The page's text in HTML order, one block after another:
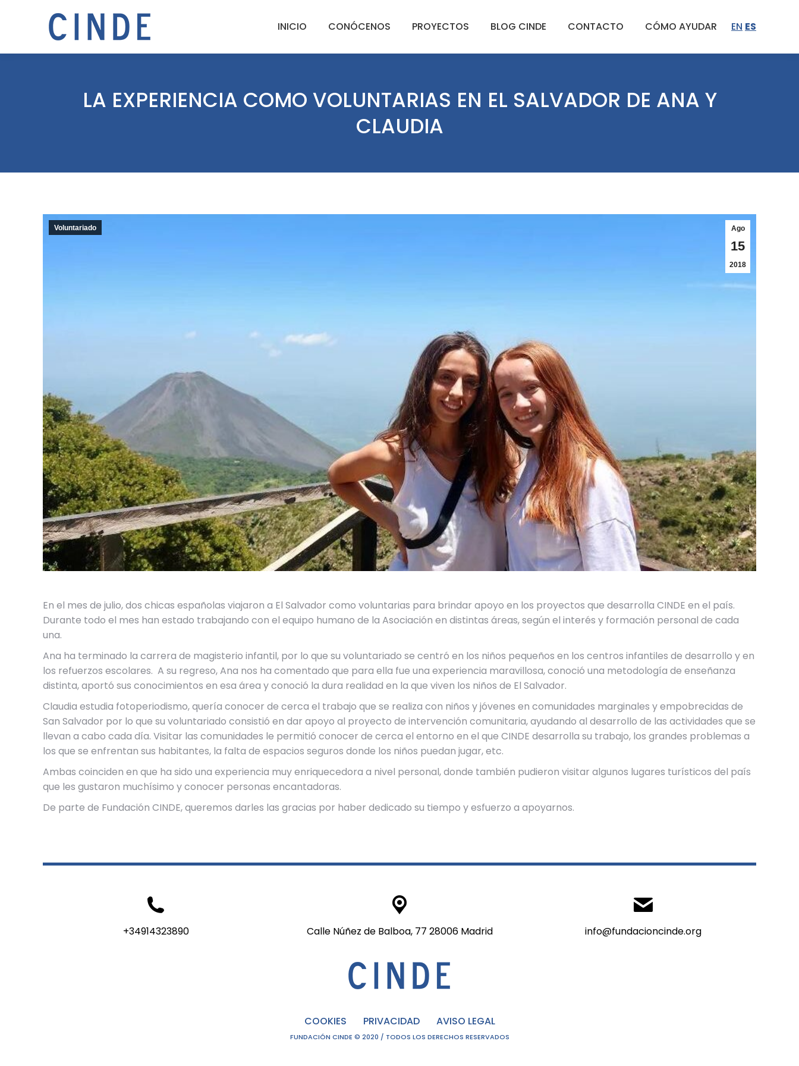
INICIO CONÓCENOS PROYECTOS BLOG CINDE CONTACTO CÓMO AYUDAR EN ES
LA EXPERIENCIA COMO VOLUNTARIAS EN EL SALVADOR DE ANA Y
CLAUDIA
Ago
15
2018
Voluntariado
En el mes de julio, dos chicas españolas viajaron a El Salvador como voluntarias para brindar apoyo en los proyectos que desarrolla CINDE en el país.
Durante todo el mes han estado trabajando con el equipo humano de la Asociación en distintas áreas, según el interés y formación personal de cada
una.
Ana ha terminado la carrera de magisterio infantil, por lo que su voluntariado se centró en los niños pequeños en los centros infantiles de desarrollo y en
los refuerzos escolares. A su regreso, Ana nos ha comentado que para ella fue una experiencia maravillosa, conoció una metodología de enseñanza
distinta, aportó sus conocimientos en esa área y conoció la dura realidad en la que viven los niños de El Salvador.
Claudia estudia fotoperiodismo, quería conocer de cerca el trabajo que se realiza con niños y jóvenes en comunidades marginales y empobrecidas de
San Salvador por lo que su voluntariado consistió en dar apoyo al proyecto de intervención comunitaria, ayudando al desarrollo de las actividades que se
llevan a cabo cada día. Visitar las comunidades le permitió conocer de cerca el entorno en el que CINDE desarrolla su trabajo, los grandes problemas a
los que se enfrentan sus habitantes, la falta de espacios seguros donde los niños puedan jugar, etc.
Ambas coinciden en que ha sido una experiencia muy enriquecedora a nivel personal, donde también pudieron visitar algunos lugares turísticos del país
que les gustaron muchísimo y conocer personas encantadoras.
De parte de Fundación CINDE, queremos darles las gracias por haber dedicado su tiempo y esfuerzo a apoyarnos.
+34914323890 Calle Núñez de Balboa, 77 28006 Madrid info@fundacioncinde.org
COOKIES PRIVACIDAD AVISO LEGAL
FUNDACIÓN CINDE © 2020 / TODOS LOS DERECHOS RESERVADOS